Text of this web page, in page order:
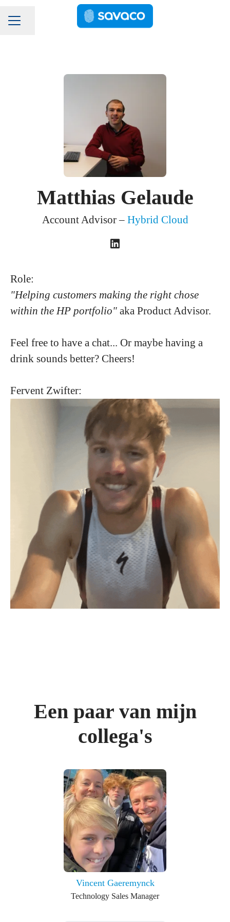
Carrièremenu
Pagina delen
Matthias Gelaude
Account Advisor – Hybrid Cloud
Role:
"Helping customers making the right chose
within the HP portfolio" aka Product Advisor.
Feel free to have a chat... Or maybe having a
drink sounds better? Cheers!
Fervent Zwifter:
Een paar van mijn
collega's
Vincent Gaeremynck
Technology Sales Manager